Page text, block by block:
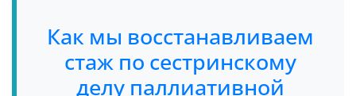
Как мы восстанавливаем
стаж по сестринскому
делу паллиативной